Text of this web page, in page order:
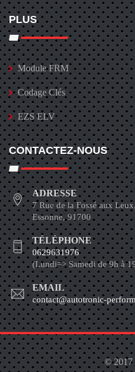
PLUS
Module FRM
Codage Clés
EZS ELV
CONTACTEZ-NOUS
ADRESSE
7 Rue de la Fossé aux
Essonne, 91700
TÉLÉPHONE
0629631976
(Lundi=> Samedi de 9h à
EMAIL
contact@autotronic-
© 2017